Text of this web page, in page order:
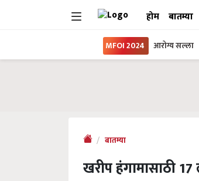
होम बातम्या
MFOI 2024 आरोग्य सल्ला
बातम्या
खरीप हंगामासाठी